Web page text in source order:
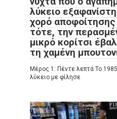
λύκειο
χορό
τότε, την
μικρό κορίτσι
τη χαμένη
Μέρος 1: Πέντε λεπτά Το
λύκειο με φίλησε